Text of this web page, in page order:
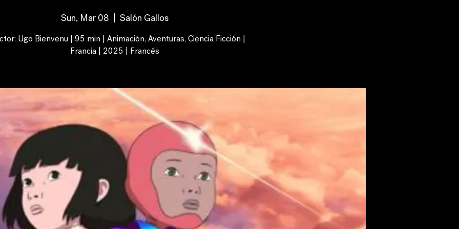
Sun, Mar 08 Salón Gallos
Ugo Bienvenu | 95 min | Animación, Aventuras, Ciencia Ficción |
Francia | 2025 | Francés